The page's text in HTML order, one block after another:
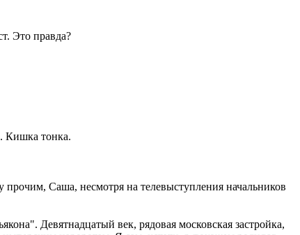
Это правда?
Кишка тонка.
Саша, несмотря на телевыступления начальников
Девятнадцатый век, рядовая московская застройка,